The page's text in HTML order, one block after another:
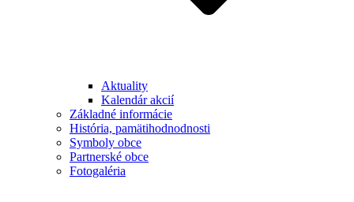
Aktuality
Kalendár akcií
Základné informácie
História, pamätihodnodnosti
Symboly obce
Partnerské obce
Fotogaléria